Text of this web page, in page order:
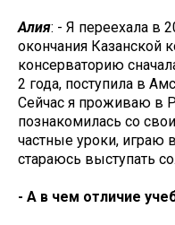
Алия: - Я переехала в
окончания Казанской
консерваторию
2 года, поступила в
Сейчас я проживаю в
познакомилась со
частные уроки, играю
стараюсь выступать
- А в чем отличие